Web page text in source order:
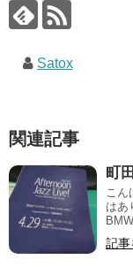
Satox
関連記事
町
こん
はあ
記事